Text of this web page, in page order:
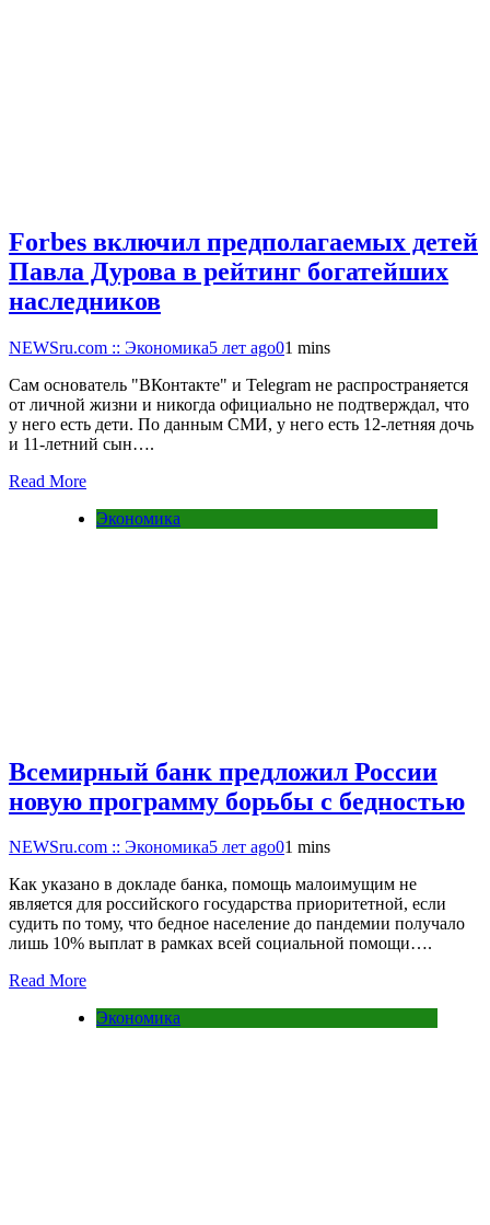
Forbes включил предполагаемых детей
Павла Дурова в рейтинг богатейших
наследников
NEWSru.com :: Экономика5 лет ago01 mins
Сам основатель "ВКонтакте" и Telegram не распространяется
от личной жизни и никогда официально не подтверждал, что
у него есть дети. По данным СМИ, у него есть 12-летняя дочь
и 11-летний сын….
Read More
Экономика
Всемирный банк предложил России
новую программу борьбы с бедностью
NEWSru.com :: Экономика5 лет ago01 mins
Как указано в докладе банка, помощь малоимущим не
является для российского государства приоритетной, если
судить по тому, что бедное население до пандемии получало
лишь 10% выплат в рамках всей социальной помощи….
Read More
Экономика